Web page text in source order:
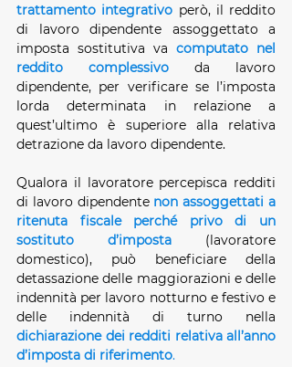
trattamento integrativo però, il reddito
di lavoro dipendente assoggettato a
imposta sostitutiva va computato nel
reddito complessivo da lavoro
dipendente, per verificare se l’imposta
lorda determinata in relazione a
quest’ultimo è superiore alla relativa
detrazione da lavoro dipendente.
Qualora il lavoratore percepisca redditi
di lavoro dipendente non assoggettati a
ritenuta fiscale perché privo di un
sostituto d’imposta (lavoratore
domestico), può beneficiare della
detassazione delle maggiorazioni e delle
indennità per lavoro notturno e festivo e
dichiarazione dei redditi relativa all’anno
d’imposta di riferimento.